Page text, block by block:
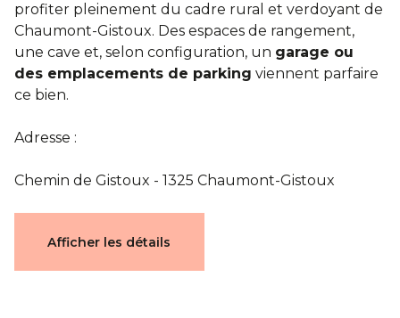
profiter pleinement du cadre rural et verdoyant de
Chaumont-Gistoux. Des espaces de rangement,
une cave et, selon configuration, un garage ou
des emplacements de parking viennent parfaire
ce bien.
Adresse :
Chemin de Gistoux - 1325 Chaumont-Gistoux
Documents
Afficher les détails